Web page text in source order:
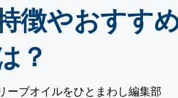
徴やおすす
？
ーブオイルをひとまわし編集部